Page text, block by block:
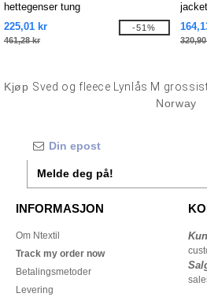
hettegenser tung
225,01 kr
461,28 kr
-51%
jacket
Kjøp Sved og fleece Lynlås M
Norway
Melde deg på!
INFORMASJON
Om Ntextil
Track my order now
Betalingsmetoder
Levering